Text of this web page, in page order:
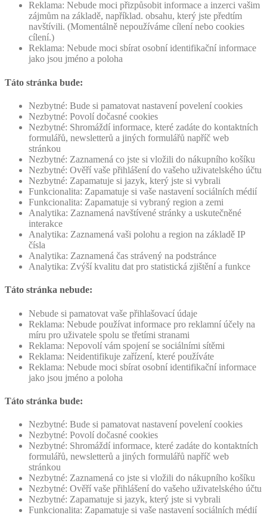
Reklama: Nebude moci přizpůsobit informace a inzerci vašim
zájmům na základě, například. obsahu, který jste předtím
navštívili. (Momentálně nepoužíváme cílení nebo cookies
cílení.)
Reklama: Nebude moci sbírat osobní identifikační informace
jako jsou jméno a poloha
Táto stránka bude:
Nezbytné: Bude si pamatovat nastavení povelení cookies
Nezbytné: Povolí dočasné cookies
Nezbytné: Shromáždí informace, které zadáte do kontaktních
formulářů, newsletterů a jiných formulářů napříč web
stránkou
Nezbytné: Zaznamená co jste si vložili do nákupního košíku
Nezbytné: Ověří vaše přihlášení do vašeho uživatelského účtu
Nezbytné: Zapamatuje si jazyk, který jste si vybrali
Funkcionalita: Zapamatuje si vaše nastavení sociálních médií
Funkcionalita: Zapamatuje si vybraný region a zemi
Analytika: Zaznamená navštívené stránky a uskutečněné
interakce
Analytika: Zaznamená vaši polohu a region na základě IP
čísla
Analytika: Zaznamená čas strávený na podstránce
Analytika: Zvýší kvalitu dat pro statistická zjištění a funkce
Táto stránka nebude:
Nebude si pamatovat vaše přihlašovací údaje
Reklama: Nebude používat informace pro reklamní účely na
míru pro uživatele spolu se třetími stranami
Reklama: Nepovolí vám spojení se sociálními sítěmi
Reklama: Neidentifikuje zařízení, které používáte
Reklama: Nebude moci sbírat osobní identifikační informace
jako jsou jméno a poloha
Táto stránka bude:
Nezbytné: Bude si pamatovat nastavení povelení cookies
Nezbytné: Povolí dočasné cookies
Nezbytné: Shromáždí informace, které zadáte do kontaktních
formulářů, newsletterů a jiných formulářů napříč web
stránkou
Nezbytné: Zaznamená co jste si vložili do nákupního košíku
Nezbytné: Ověří vaše přihlášení do vašeho uživatelského účtu
Nezbytné: Zapamatuje si jazyk, který jste si vybrali
Funkcionalita: Zapamatuje si vaše nastavení sociálních médií